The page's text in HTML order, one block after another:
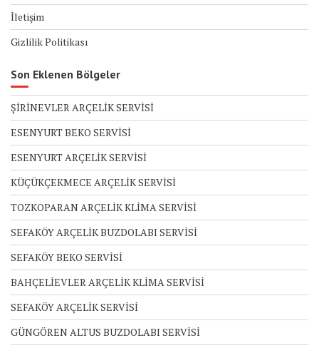
İletişim
Gizlilik Politikası
Son Eklenen Bölgeler
ŞİRİNEVLER ARÇELİK SERVİSİ
ESENYURT BEKO SERVİSİ
ESENYURT ARÇELİK SERVİSİ
KÜÇÜKÇEKMECE ARÇELİK SERVİSİ
TOZKOPARAN ARÇELİK KLİMA SERVİSİ
SEFAKÖY ARÇELİK BUZDOLABI SERVİSİ
SEFAKÖY BEKO SERVİSİ
BAHÇELİEVLER ARÇELİK KLİMA SERVİSİ
SEFAKÖY ARÇELİK SERVİSİ
GÜNGÖREN ALTUS BUZDOLABI SERVİSİ